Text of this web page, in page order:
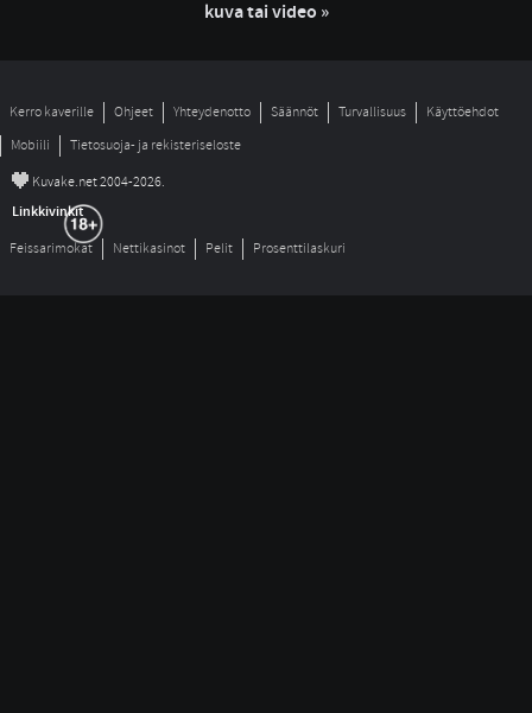
kuva tai video »
Kerro kaverille Ohjeet Yhteydenotto Säännöt Turvallisuus
Käyttöehdot
Mobiili
Tietosuoja- ja rekisteriseloste
© Kuvake.net 2004-2026.
Linkkivinkit
Feissarimokat Nettikasinot Pelit Prosenttilaskuri